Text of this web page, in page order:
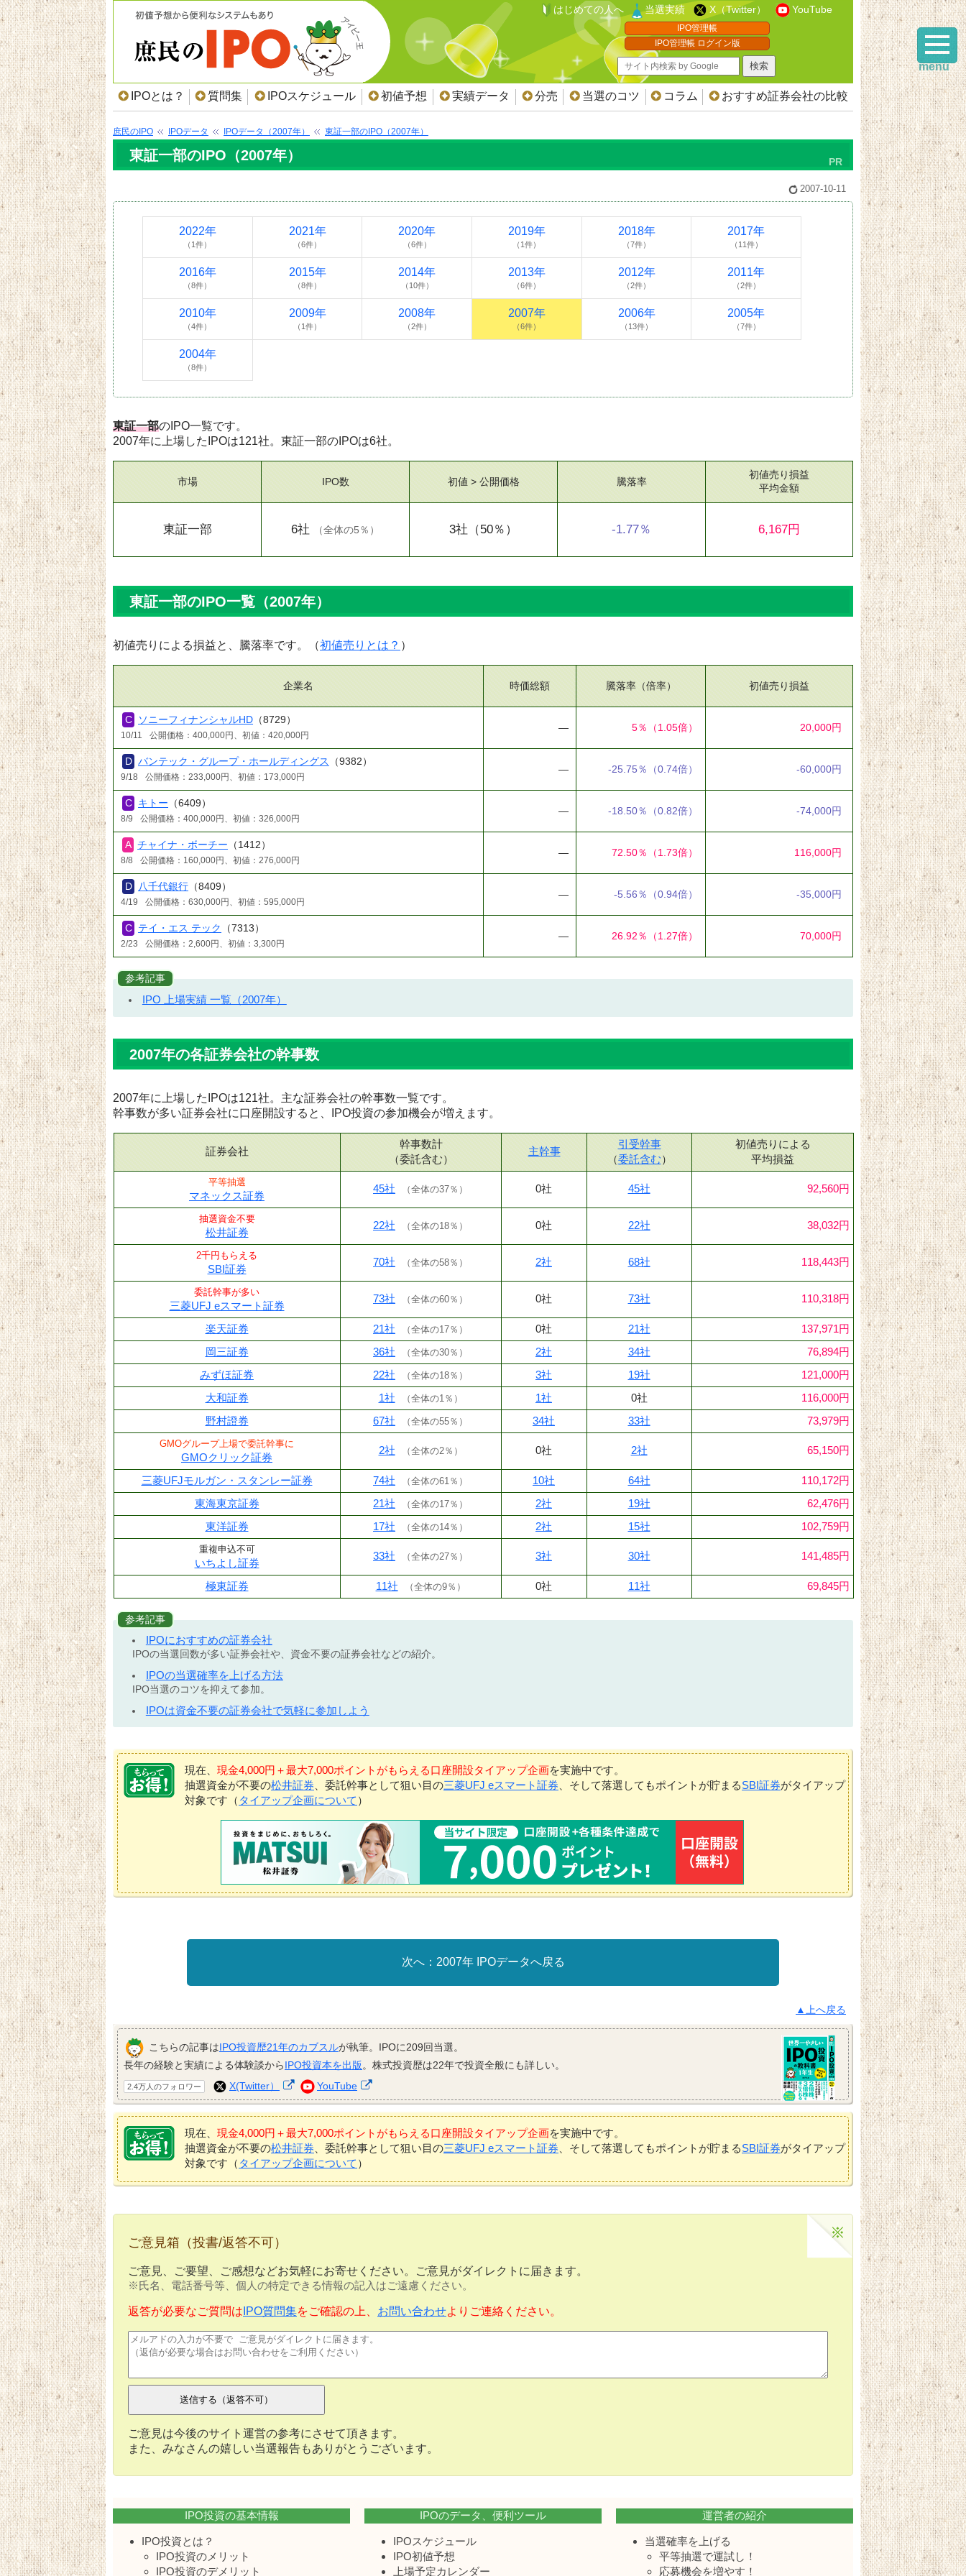
はじめての人へ 当選実績 X（Twitter） YouTube
IPO管理帳
IPO管理帳 ログイン版
IPOとは？ 質問集 IPOスケジュール 初値予想 実績データ 分売 当選のコツ コラム おすすめ証券会社の比較
庶民のIPO IPOデータ IPOデータ（2007年） 東証一部のIPO（2007年）
東証一部のIPO（2007年）
2007-10-11
2022年
（1件）
2021年
（6件）
2020年
（6件）
2019年
（1件）
2018年
（7件）
2017年
（11件）
2016年
（8件）
2015年
（8件）
2014年
（10件）
2013年
（6件）
2012年
（2件）
2011年
（2件）
2010年
（4件）
2009年
（1件）
2008年
（2件）
2007年
（6件）
2006年
（13件）
2005年
（7件）
2004年
（8件）
東証一部のIPO一覧です。
2007年に上場したIPOは121社。東証一部のIPOは6社。
市場
東証一部
IPO数
6社 （全体の5％ ）
初値 > 公開価格
3社 （50％）
騰落率
-1.77％
初値売り損益
平均金額
6,167円
東証一部のIPO一覧（2007年）
初値売りによる損益と、騰落率です。（初値売りとは？ ）
企業名 時価総額 騰落率（倍率） 初値売り損益
ソニーフィナンシャルHD （8729）
10/11 公開価格：400,000円、初値：420,000円
― 5％ （1.05倍） 20,000円
バンテック・グループ・ホールディングス （9382）
9/18 公開価格：233,000円、初値：173,000円
― -25.75％ （0.74倍） -60,000円
キトー （6409）
8/9 公開価格：400,000円、初値：326,000円
― -18.50％ （0.82倍） -74,000円
チャイナ・ボーチー （1412）
8/8 公開価格：160,000円、初値：276,000円
― 72.50％ （1.73倍） 116,000円
八千代銀行 （8409）
4/19 公開価格：630,000円、初値：595,000円
― -5.56％ （0.94倍） -35,000円
テイ・エス テック （7313）
2/23 公開価格：2,600円、初値：3,300円
― 26.92％ （1.27倍） 70,000円
参考記事
IPO 上場実績 一覧（2007年）
2007年の各証券会社の幹事数
2007年に上場したIPOは121社。主な証券会社の幹事数一覧です。
幹事数が多い証券会社に口座開設すると、IPO投資の参加機会が増えます。
証券会社
幹事数計
（委託含む）
主幹事
引受幹事
（委託含む）
初値売りによる
平均損益
平等抽選
マネックス証券
45社 （全体の37％ ） 0社 45社 92,560円
抽選資金不要
松井証券
22社 （全体の18％ ） 0社 22社 38,032円
2千円もらえる
SBI証券
70社 （全体の58％ ） 2社 68社 118,443円
委託幹事が多い
三菱UFJ eスマート証券
73社 （全体の60％ ） 0社 73社 110,318円
楽天証券 21社 （全体の17％ ） 0社 21社
137,971円
岡三証券
36社 （全体の30％ ） 2社 34社
76,894円
みずほ証券
22社 （全体の18％ ） 3社 19社
121,000円
大和証券
1社 （全体の1％ ） 1社 0社
116,000円
野村證券
67社 （全体の55％ ） 34社 33社 73,979円
GMOグループ上場で委託幹事に
GMOクリック証券
2社 （全体の2％ ） 0社 2社 65,150円
三菱UFJモルガン・スタンレー証券 74社 （全体の61％ ） 10社 64社
110,172円
東海東京証券
21社 （全体の17％ ） 2社 19社
62,476円
東洋証券
17社 （全体の14％ ） 2社 15社 102,759円
重複申込不可
いちよし証券
33社 （全体の27％ ） 3社 30社 141,485円
極東証券 11社 （全体の9％ ） 0社 11社 69,845円
参考記事
IPOにおすすめの証券会社
IPOの当選回数が多い証券会社や、資金不要の証券会社などの紹介。
IPOの当選確率を上げる方法
IPO当選のコツを抑えて参加。
IPOは資金不要の証券会社で気軽に参加しよう
現在、 現金4,000円＋最大7,000ポイントがもらえる口座開設タイアップ企画を実施中です。
抽選資金が不要の松井証券 、委託幹事として狙い目の三菱UFJ eスマート証券 、そして落選してもポイントが貯まるSBI証券がタイアップ
対象です（ タイアップ企画について ）
2007年 IPOデータへ戻る
▲上へ戻る
こちらの記事はIPO投資歴21年のカブスルが執筆。IPOに209回当選。
長年の経験と実績による体験談からIPO投資本を出版。株式投資歴は22年で投資全般にも詳しい。
2.4万人のフォロワー X(Twitter） YouTube
現在、 現金4,000円＋最大7,000ポイントがもらえる口座開設タイアップ企画を実施中です。
抽選資金が不要の松井証券 、委託幹事として狙い目の三菱UFJ eスマート証券 、そして落選してもポイントが貯まるSBI証券がタイアップ
対象です（ タイアップ企画について ）
ご意見箱（投書/返答不可）
ご意見、ご要望、ご感想などお気軽にお寄せください。ご意見がダイレクトに届きます。
※氏名、電話番号等、個人の特定できる情報の記入はご遠慮ください。
返答が必要なご質問は IPO質問集をご確認の上、 お問い合わせよりご連絡ください。
ご意見は今後のサイト運営の参考にさせて頂きます。
また、みなさんの嬉しい当選報告もありがとうございます。
IPO投資の基本情報
IPO投資とは？
IPO投資のメリット
IPO投資のデメリット
IPOのデータ、便利ツール
IPOスケジュール
IPO初値予想
上場予定カレンダー
運営者の紹介
当選確率を上げる
平等抽選で運試し！
応募機会を増やす！
menu